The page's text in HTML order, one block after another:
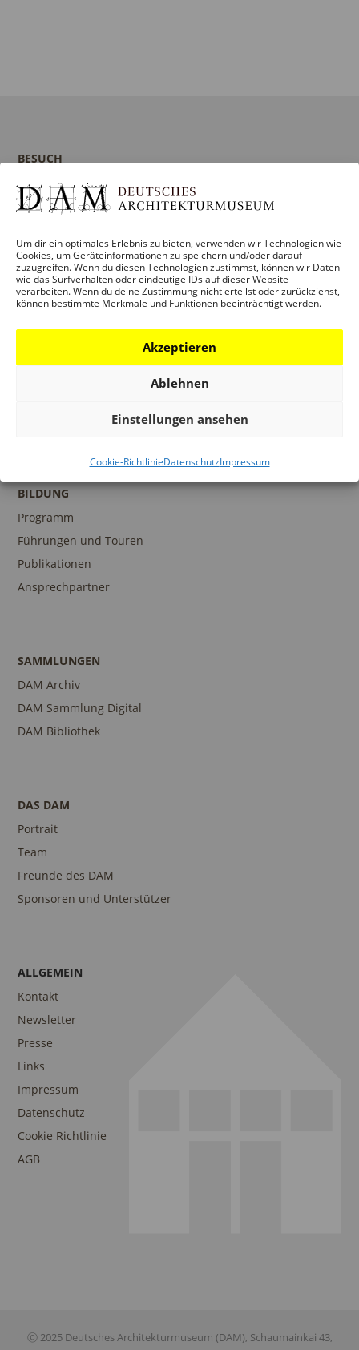
Um dir ein optimales Erlebnis zu bieten, verwenden wir Technologien wie
Cookies, um Geräteinformationen zu speichern und/oder darauf
zuzugreifen. Wenn du diesen Technologien zustimmst, können wir Daten
wie das Surfverhalten oder eindeutige IDs auf dieser Website
verarbeiten. Wenn du deine Zustimmung nicht erteilst oder zurückziehst,
können bestimmte Merkmale und Funktionen beeinträchtigt werden.
Akzeptieren
Ablehnen
Einstellungen ansehen
Cookie-RichtlinieDatenschutzImpressum
BESUCH
Infos und Services
Führungen
Kontakt
PROGRAMM
BILDUNG
Programm
Führungen und Touren
Publikationen
Ansprechpartner
SAMMLUNGEN
DAM Archiv
DAM Sammlung Digital
DAM Bibliothek
DAS DAM
Portrait
Team
Freunde des DAM
Sponsoren und Unterstützer
ALLGEMEIN
Kontakt
Newsletter
Presse
Links
Impressum
Datenschutz
Cookie Richtlinie
AGB
ⓒ 2025 Deutsches Architekturmuseum (DAM), Schaumainkai 43,